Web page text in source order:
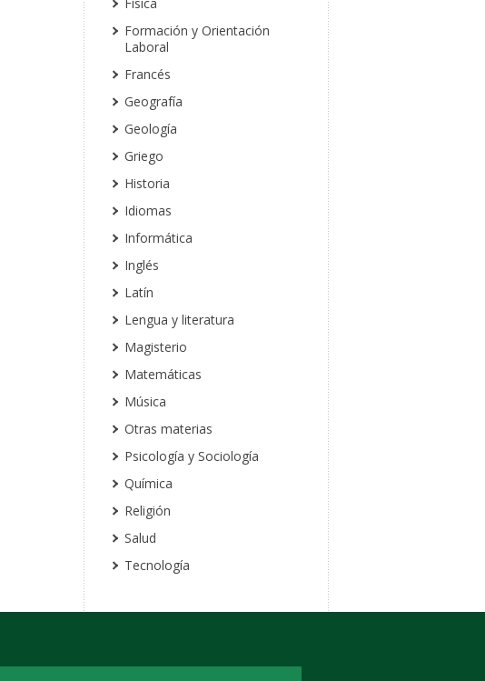
Formación y Orientación
Laboral
Francés
Geografía
Geología
Griego
Historia
Idiomas
Informática
Inglés
Latín
Lengua y literatura
Magisterio
Matemáticas
Música
Otras materias
Psicología y Sociología
Química
Religión
Salud
Tecnología